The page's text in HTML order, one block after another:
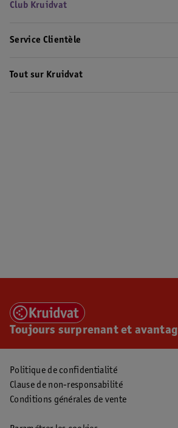
Club Kruidvat
Service Clientèle
Tout sur Kruidvat
Toujours surprenant et
Politique de confidentialité
Clause de non-responsabilité
Conditions générales de vente